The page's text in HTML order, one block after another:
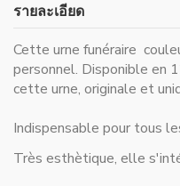
รายละเอียด
Cette urne funéraire
personnel. Disponible en
cette urne, originale et
Indispensable pour tous
Très esthètique, elle